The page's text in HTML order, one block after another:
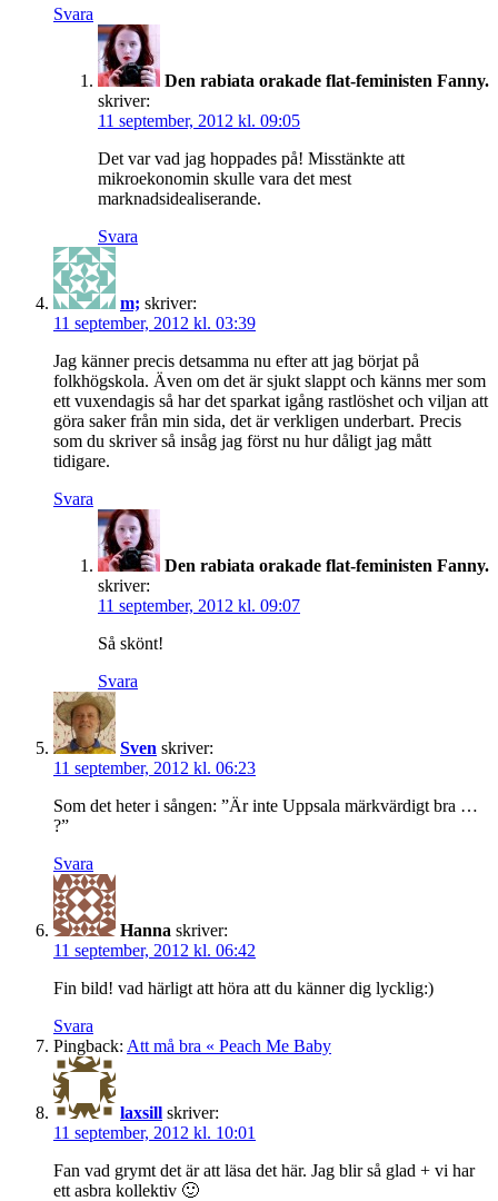
Svara
Den rabiata orakade flat-feministen Fanny.
skriver:
11 september, 2012 kl. 09:05
Det var vad jag hoppades på! Misstänkte att
mikroekonomin skulle vara det mest
marknadsidealiserande.
Svara
m; skriver:
11 september, 2012 kl. 03:39
Jag känner precis detsamma nu efter att jag börjat på
folkhögskola. Även om det är sjukt slappt och känns mer som
ett vuxendagis så har det sparkat igång rastlöshet och viljan att
göra saker från min sida, det är verkligen underbart. Precis
som du skriver så insåg jag först nu hur dåligt jag mått
tidigare.
Svara
Den rabiata orakade flat-feministen Fanny.
skriver:
11 september, 2012 kl. 09:07
Så skönt!
Svara
Sven skriver:
11 september, 2012 kl. 06:23
Som det heter i sången: ”Är inte Uppsala märkvärdigt bra …
?”
Svara
Hanna skriver:
11 september, 2012 kl. 06:42
Fin bild! vad härligt att höra att du känner dig lycklig:)
Svara
Pingback: Att må bra « Peach Me Baby
laxsill skriver:
11 september, 2012 kl. 10:01
Fan vad grymt det är att läsa det här. Jag blir så glad + vi har
ett asbra kollektiv 🙂